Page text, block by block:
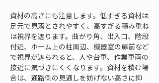
資材の高さにも注意します。低すぎる資材は
足元で見落とされやすく、高すぎる積み重ね
は視界を遮ります。曲がり角、出入口、階段
付近、ホーム上の柱周辺、機器室の扉前など
で視界が遮られると、人や台車、作業車両の
接近に気づきにくくなります。資材を積む場
合は、通路側の見通しを妨げない高さに抑